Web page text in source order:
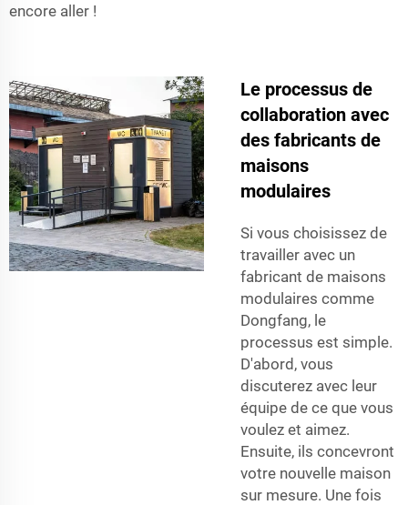
encore aller !
Le processus de
collaboration avec
des fabricants de
maisons
modulaires
Si vous choisissez de
travailler avec un
fabricant de maisons
modulaires comme
Dongfang, le
processus est simple.
D'abord, vous
discuterez avec leur
équipe de ce que vous
voulez et aimez.
Ensuite, ils concevront
votre nouvelle maison
sur mesure. Une fois